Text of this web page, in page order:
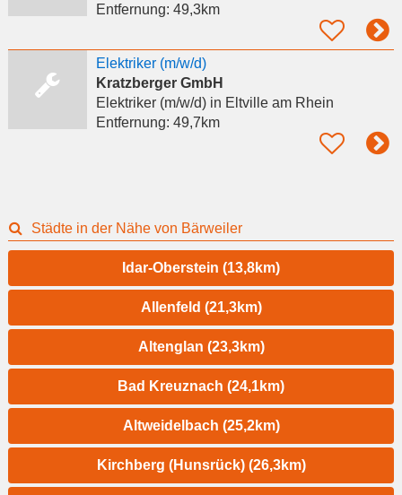
Entfernung: 49,3km
Elektriker (m/w/d)
Kratzberger GmbH
Elektriker (m/w/d)in Eltville am Rhein
Entfernung: 49,7km
Städte in der Nähe von Bärweiler
Idar-Oberstein (13,8km)
Allenfeld (21,3km)
Altenglan (23,3km)
Bad Kreuznach (24,1km)
Altweidelbach (25,2km)
Kirchberg (Hunsrück) (26,3km)